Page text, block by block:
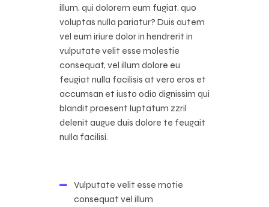
illum, qui dolorem eum fugiat, quo
voluptas nulla pariatur? Duis autem
vel eum iriure dolor in hendrerit in
vulputate velit esse molestie
consequat, vel illum dolore eu
feugiat nulla facilisis at vero eros et
accumsan et iusto odio dignissim qui
blandit praesent luptatum zzril
delenit augue duis dolore te feugait
nulla facilisi.
Vulputate velit esse motie
consequat vel illum